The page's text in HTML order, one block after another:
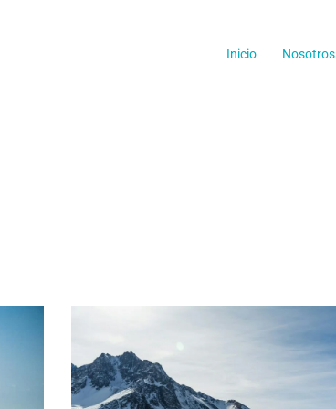
Inicio Nosotros